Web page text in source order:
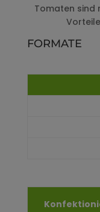
Tomaten sind
FORMATE